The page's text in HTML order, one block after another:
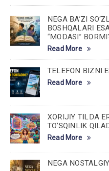
NEGA BA’ZI
BOSHQALARI
“MODASI”
Read More
TELEFON BIZNI
Read More
XORIJIY TILDA
TO‘SQINLIK
Read More
NEGA